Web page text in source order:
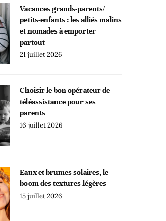
Vacances grands-parents/
petits-enfants : les alliés malins
et nomades à emporter
partout
21 juillet 2026
Choisir le bon opérateur de
téléassistance pour ses
parents
16 juillet 2026
Eaux et brumes solaires, le
boom des textures légères
15 juillet 2026